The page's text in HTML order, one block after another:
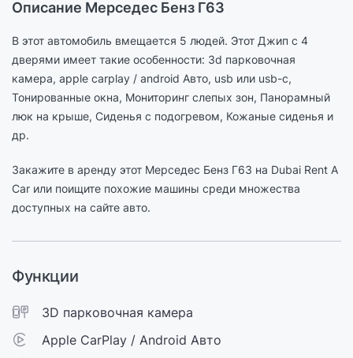
Описание Мерседес Бенз Г63
В этот автомобиль вмещается 5 людей. Этот Джип c 4
дверями имеет такие особенности: 3d парковочная
камера, apple carplay / android Авто, usb или usb-c,
Тонированные окна, Мониторинг слепых зон, Панорамный
люк на крыше, Сиденья с подогревом, Кожаные сиденья и
др.
Закажите в аренду этот Мерседес Бенз Г63 на Dubai Rent A
Car или поищите похожие машины среди множества
доступных на сайте авто.
Функции
3D парковочная камера
Apple CarPlay / Android Авто